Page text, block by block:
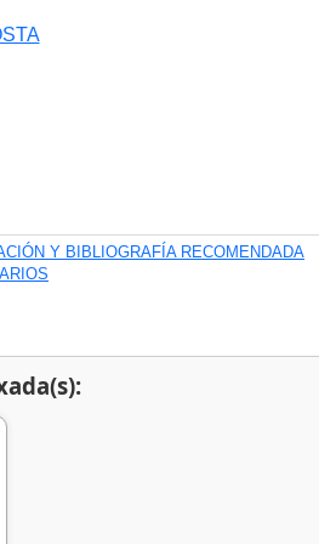
Y BIBLIOGRAFÍA RECOMENDADA